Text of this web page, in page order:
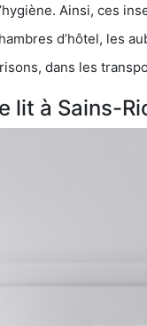
Ainsi, ces
d’hôtel, les
dans les
lit à Sains-